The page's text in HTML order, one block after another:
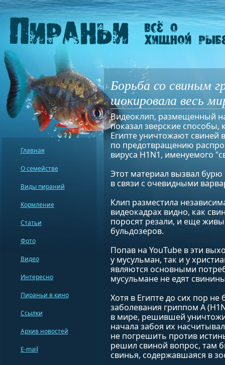
Борьба со свиным
шокировала весь
Видеоклип, размещенный
показал зверские способы,
Египте уничтожают свиней
по предотвращению
вируса H1N1, именуемого
Этот материал вызвал
в связи с очевидными
Клип разместила
видеокадрах видно, как
поросят резали, и еще
бульдозеров.
Попав на YouTube в эти
у мусульман, так и у
являются основными
мусульмане не едят
Хотя в Египте до сих пор
заболевания гриппом A
в мире, решившей
начала забоя их
не погрешить против
решил свиной вопрос, там
свинья, содержавшаяся в
Главная
О семействе
Виды пираний
Кормление
Статьи
Фото
Видео
Интересно
Пираньи в кино
Ссылки
Архив новостей
E-mail